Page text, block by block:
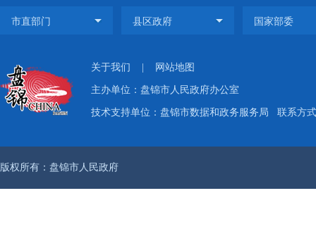
关于我们 网站地图
主办单位：盘锦市人民政府办公室
技术支持单位：盘锦市数据和政务服务局 联系方
版权所有：盘锦市人民政府